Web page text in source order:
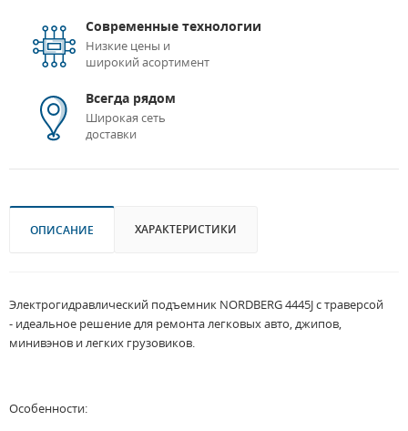
Современные технологии
Низкие цены и
широкий асортимент
Всегда рядом
Широкая сеть
доставки
ОПИСАНИЕ ХАРАКТЕРИСТИКИ
Электрогидравлический подъемник NORDBERG 4445J c траверсой
- идеальное решение для ремонта легковых авто, джипов,
минивэнов и легких грузовиков.
Особенности: